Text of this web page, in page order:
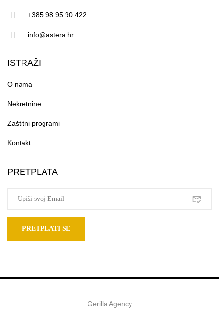
+385 98 95 90 422
info@astera.hr
ISTRAŽI
O nama
Nekretnine
Zaštitni programi
Kontakt
PRETPLATA
Gerilla Agency